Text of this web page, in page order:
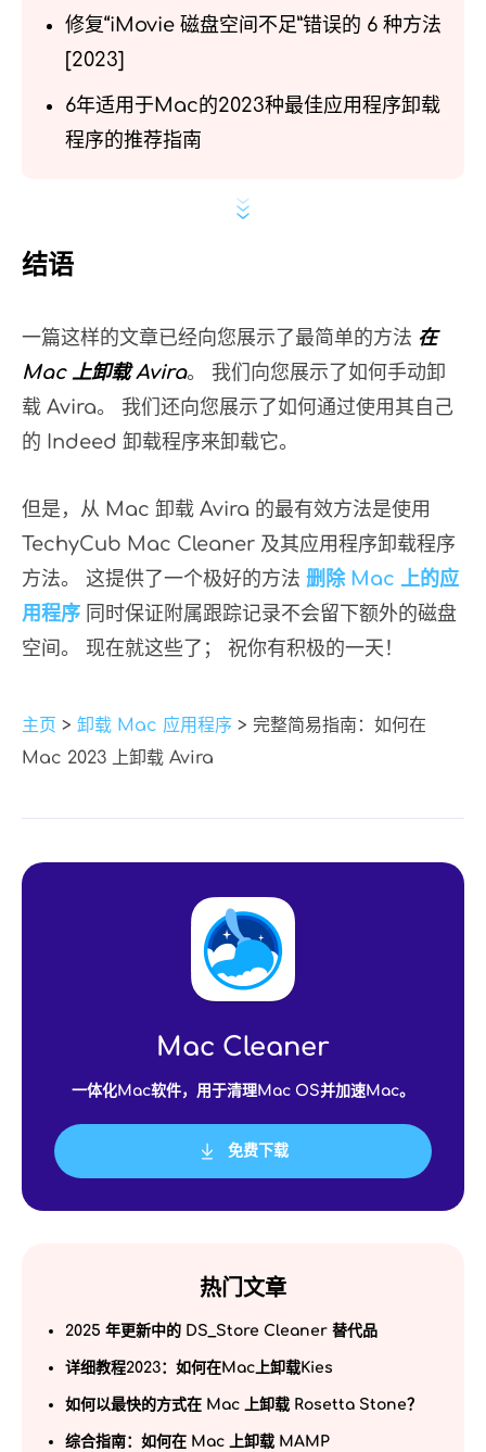
修复“iMovie 磁盘空间不足”错误的 6 种方法
[2023]
6年适用于Mac的2023种最佳应用程序卸载
程序的推荐指南
结语
一篇这样的文章已经向您展示了最简单的方法 在
Mac 上卸载 Avira。 我们向您展示了如何手动卸
载 Avira。 我们还向您展示了如何通过使用其自己
的 Indeed 卸载程序来卸载它。
但是，从 Mac 卸载 Avira 的最有效方法是使用
TechyCub Mac Cleaner 及其应用程序卸载程序
方法。 这提供了一个极好的方法 删除 Mac 上的应
用程序 同时保证附属跟踪记录不会留下额外的磁盘
空间。 现在就这些了； 祝你有积极的一天！
主页 > 卸载 Mac 应用程序 > 完整简易指南：如何在
Mac 2023 上卸载 Avira
Mac Cleaner
一体化Mac软件，用于清理Mac OS并加速Mac。
免费下载
热门文章
2025 年更新中的 DS_Store Cleaner 替代品
详细教程2023：如何在Mac上卸载Kies
如何以最快的方式在 Mac 上卸载 Rosetta Stone？
综合指南：如何在 Mac 上卸载 MAMP